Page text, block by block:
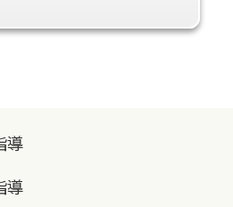
導
導